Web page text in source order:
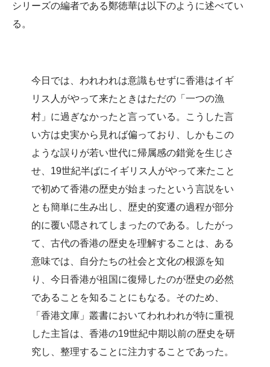
シリーズの編者である鄭徳華は以下のように述べてい
る。
今日では、われわれは意識もせずに香港はイギ
リス人がやって来たときはただの「一つの漁
村」に過ぎなかったと言っている。こうした言
い方は史実から見れば偏っており、しかもこの
ような誤りが若い世代に帰属感の錯覚を生じさ
せ、19世紀半ばにイギリス人がやって来たこと
で初めて香港の歴史が始まったという言説をい
とも簡単に生み出し、歴史的変遷の過程が部分
的に覆い隠されてしまったのである。したがっ
て、古代の香港の歴史を理解することは、ある
意味では、自分たちの社会と文化の根源を知
り、今日香港が祖国に復帰したのが歴史の必然
であることを知ることにもなる。そのため、
「香港文庫」叢書においてわれわれが特に重視
した主旨は、香港の19世紀中期以前の歴史を研
究し、整理することに注力することであった。